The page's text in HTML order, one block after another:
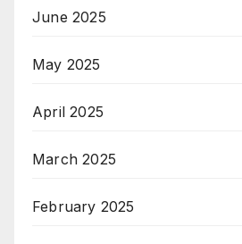
June 2025
May 2025
April 2025
March 2025
February 2025